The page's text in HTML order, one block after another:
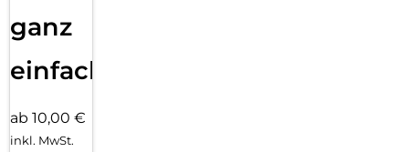
ganz
einfach
ab 10,00 €
inkl. MwSt.